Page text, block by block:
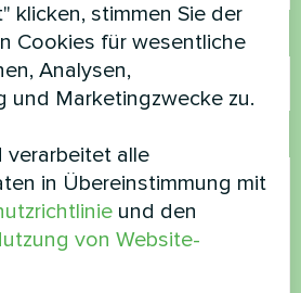
klicken, stimmen Sie der
Cookies für wesentliche
Analysen,
und Marketingzwecke zu.
verarbeitet alle
in Übereinstimmung mit
und den
von Website-